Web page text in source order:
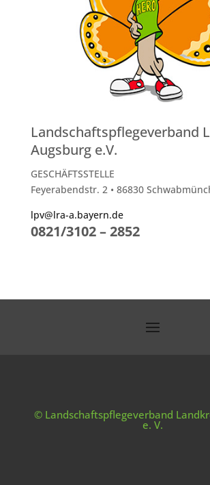
Landschaftspflegeverband
Augsburg e.V.
GESCHÄFTSSTELLE
Feyerabendstr. 2 • 86830
lpv@lra-a.bayern.de
0821/3102 – 2852
© Landschaftspflegeverband
e. V.